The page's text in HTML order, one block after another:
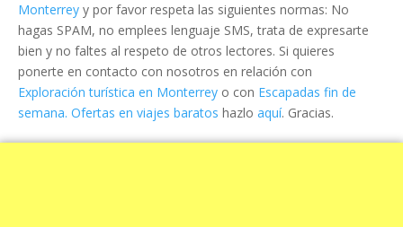
Monterrey y por favor respeta las siguientes normas: No
hagas SPAM, no emplees lenguaje SMS, trata de expresarte
bien y no faltes al respeto de otros lectores. Si quieres
ponerte en contacto con nosotros en relación con
Exploración turística en Monterrey o con Escapadas fin de
semana. Ofertas en viajes baratos hazlo aquí. Gracias.